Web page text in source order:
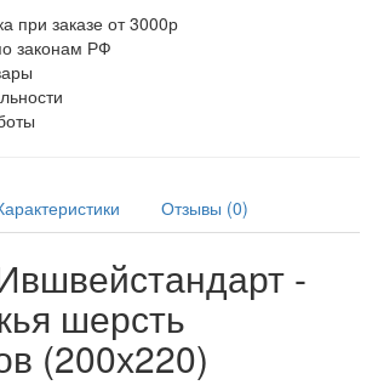
при заказе от 3000р
законам РФ
Отзывы (0)
-
шерсть
(200х220)